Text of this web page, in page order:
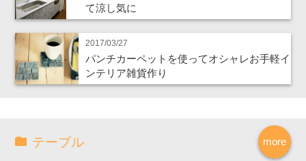
て涼し気に
2017/03/27
パンチカーペットを使ってオシャレお手軽イ
ンテリア雑貨作り
more
テーブル